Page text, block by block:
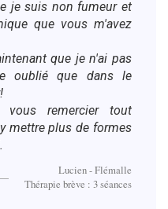
je suis non fumeur et
que vous m'avez
que je n'ai pas
oublié que dans le
remercier tout
mettre plus de formes
Lucien - Flémalle
Thérapie brève : 3 séances